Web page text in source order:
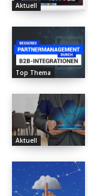
Aktuell
Top Thema
Aktuell